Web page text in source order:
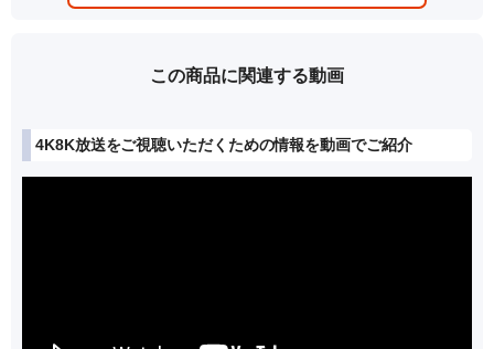
この商品に関連する動画
4K8K放送をご視聴いただくための情報を動画でご紹介